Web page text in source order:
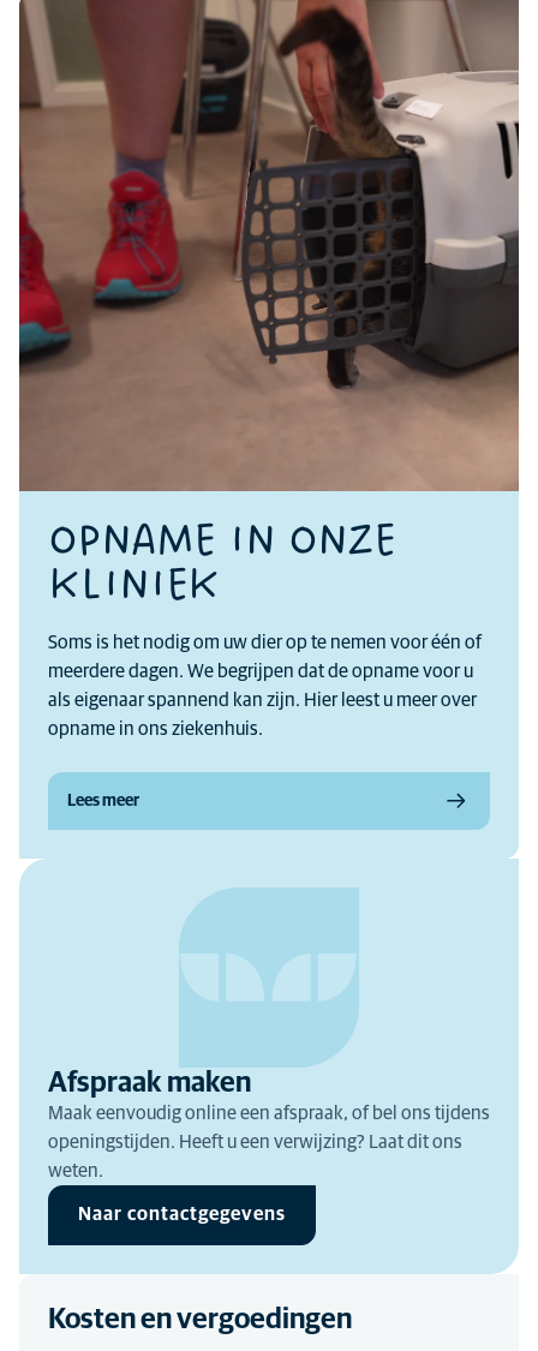
OPNAME IN ONZE
KLINIEK
Soms is het nodig om uw dier op te nemen voor één of
meerdere dagen. We begrijpen dat de opname voor u
als eigenaar spannend kan zijn. Hier leest u meer over
opname in ons ziekenhuis.
Lees meer
Afspraak maken
Maak eenvoudig online een afspraak, of bel ons tijdens
openingstijden. Heeft u een verwijzing? Laat dit ons
weten.
Naar contactgegevens
Kosten en vergoedingen